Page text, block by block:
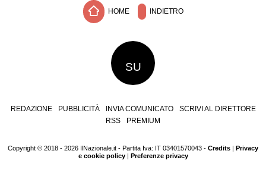
HOME INDIETRO
SU
REDAZIONE PUBBLICITÀ INVIA COMUNICATO
SCRIVI AL DIRETTORE
RSS
PREMIUM
Copyright © 2018 - 2026 IlNazionale.it - Partita Iva: IT 03401570043 - Credits | Privacy
e cookie policy| Preferenze privacy